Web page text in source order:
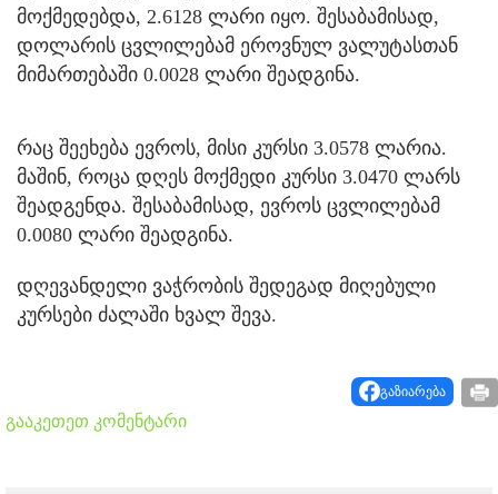
მოქმედებდა, 2.6128 ლარი იყო. შესაბამისად,
დოლარის ცვლილებამ ეროვნულ ვალუტასთან
მიმართებაში 0.0028 ლარი შეადგინა.
რაც შეეხება ევროს, მისი კურსი 3.0578 ლარია.
მაშინ, როცა დღეს მოქმედი კურსი 3.0470 ლარს
შეადგენდა. შესაბამისად, ევროს ცვლილებამ
0.0080 ლარი შეადგინა.
დღევანდელი ვაჭრობის შედეგად მიღებული
კურსები ძალაში ხვალ შევა.
გაზიარება
გააკეთეთ კომენტარი